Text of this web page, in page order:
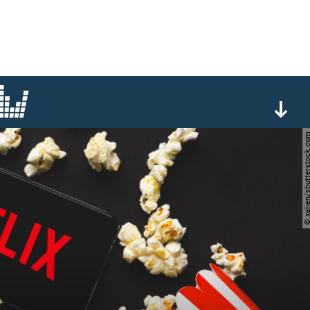
© xalien/shutterstock.com